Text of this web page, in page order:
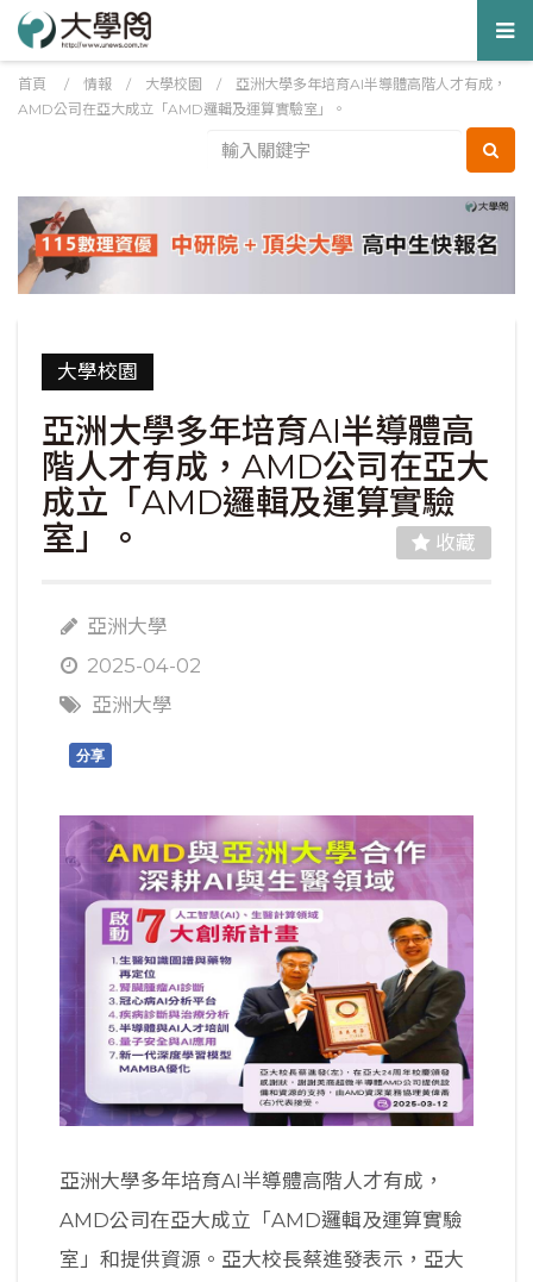
首頁 / 情報 / 大學校園 / 亞洲大學多年培育AI半導體高階人才有成，
AMD公司在亞大成立「AMD邏輯及運算實驗室」。
大學校園
亞洲大學多年培育AI半導體高
階人才有成，AMD公司在亞大
成立「AMD邏輯及運算實驗
室」。
收藏
亞洲大學
2025-04-02
亞洲大學
分享
亞洲大學多年培育AI半導體高階人才有成，
AMD公司在亞大成立「AMD邏輯及運算實驗
室」和提供資源。亞大校長蔡進發表示，亞大